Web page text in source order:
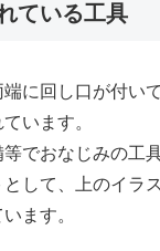
ている工具
に回し口が付い
います。
でおなじみの工
して、上のイラ
ます。